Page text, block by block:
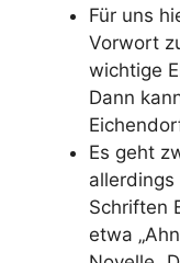
Für uns
Vorwort
wichtige
Dann
Es geht
Schriften
etwa